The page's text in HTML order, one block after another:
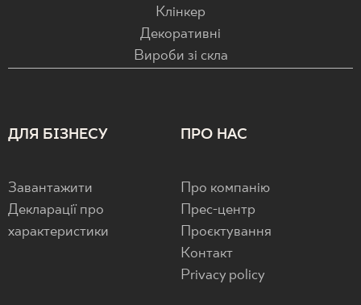
Клінкер
Декоративні
Вироби зі скла
ДЛЯ БІЗНЕСУ
Завантажити
Декларації про
характеристики
ПРО НАС
Про компанію
Прес-центр
Проєктування
Контакт
Privacy policy